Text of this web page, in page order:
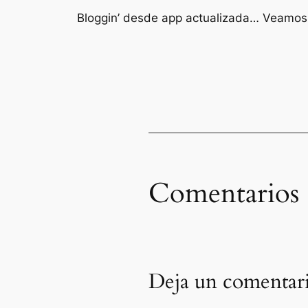
Bloggin’ desde app actualizada…
Comentarios
Deja un